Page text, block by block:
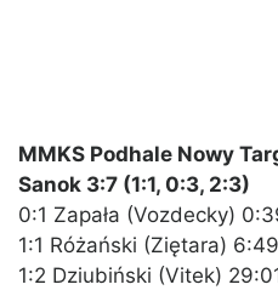
MMKS Podhale Nowy
Sanok 3:7 (1:1, 0:3, 2:3)
0:1 Zapała (Vozdecky)
1:1 Różański (Ziętara) 6:49
1:2 Dziubiński (Vitek)